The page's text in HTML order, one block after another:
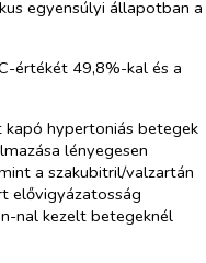
egyensúlyi állapotban a
értékét 49,8%-kal és a
hypertoniás betegek
lényegesen
a szakubitril/valzartán
elővigyázatosság
nal kezelt betegeknél